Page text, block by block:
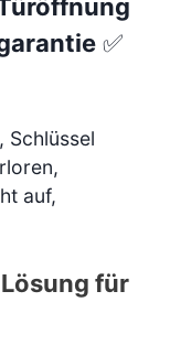
✅
Schlüssel
auf,
für